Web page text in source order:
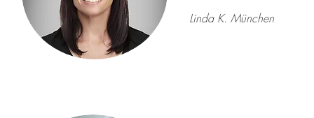
Linda K. München